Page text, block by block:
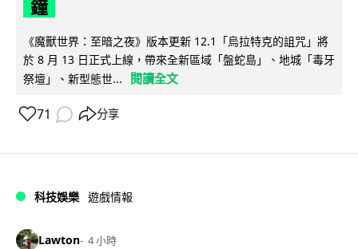
鐘
《魔獸世界：至暗之夜》版本更新 12.1「烏拉特克的詛咒」將
於 8 月 13 日正式上線，帶來全新區域「盤蛇島」、地城「毒牙
祭壇」、新型態世...
閱讀全文
71 分享
科技娛樂 遊戲情報
Lawton 4 小時